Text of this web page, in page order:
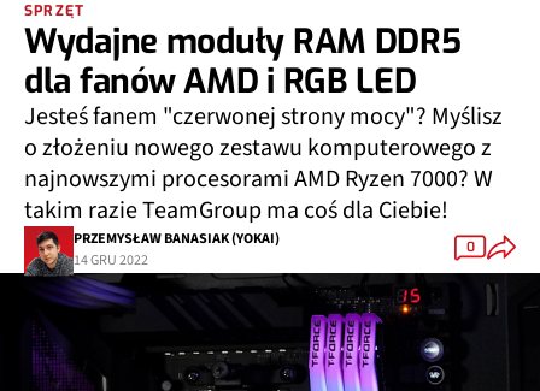
SPRZĘT
Wydajne moduły RAM DDR5
dla fanów AMD i RGB LED
Jesteś fanem "czerwonej strony mocy"? Myślisz
o złożeniu nowego zestawu komputerowego z
najnowszymi procesorami AMD Ryzen 7000? W
takim razie TeamGroup ma coś dla Ciebie!
PRZEMYSŁAW BANASIAK (YOKAI)
14 GRU 2022
0